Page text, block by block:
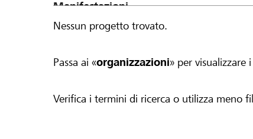
Nessun progetto trovato.
Passa ai «organizzazioni» per visualizzare
Verifica i termini di ricerca o utilizza meno